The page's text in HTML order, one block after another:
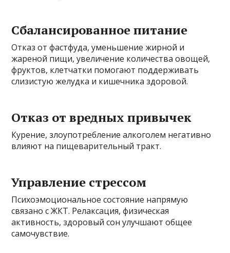
Сбалансированное питание
Отказ от фастфуда, уменьшение жирной и
жареной пищи, увеличение количества овощей,
фруктов, клетчатки помогают поддерживать
слизистую желудка и кишечника здоровой.
Отказ от вредных привычек
Курение, злоупотребление алкоголем негативно
влияют на пищеварительный тракт.
Управление стрессом
Психоэмоциональное состояние напрямую
связано с ЖКТ. Релаксация, физическая
активность, здоровый сон улучшают общее
самочувствие.